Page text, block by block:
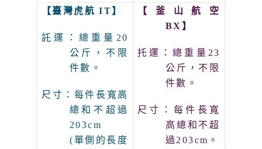
【臺灣虎航 IT】
託運：總重量20
公斤，不限
件數。
尺寸：每件長寬高
總和不超過
203cm
(單側的長度
【釜山航空
BX】
托運：總重量23
公斤，不限
件數。
尺寸：每件長寬
高總和不超
過203cm。